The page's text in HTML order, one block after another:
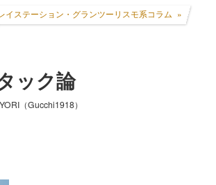
イステーション・グランツーリスモ系コラム
ック論
（Gucchi1918）